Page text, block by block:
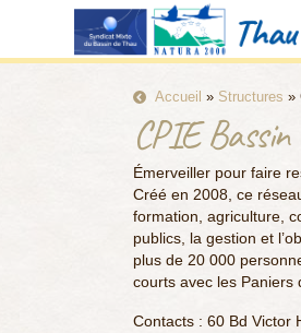
Accueil » Structures »
CPIE Bassin
Émerveiller pour faire
Créé en 2008, ce
formation, agriculture,
publics, la gestion et
plus de 20 000
courts avec les Paniers
Contacts : 60 Bd Victor